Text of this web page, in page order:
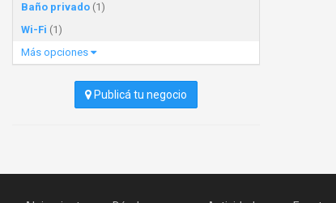
Baño privado (1)
Wi-Fi (1)
Más opciones
Publicá tu negocio